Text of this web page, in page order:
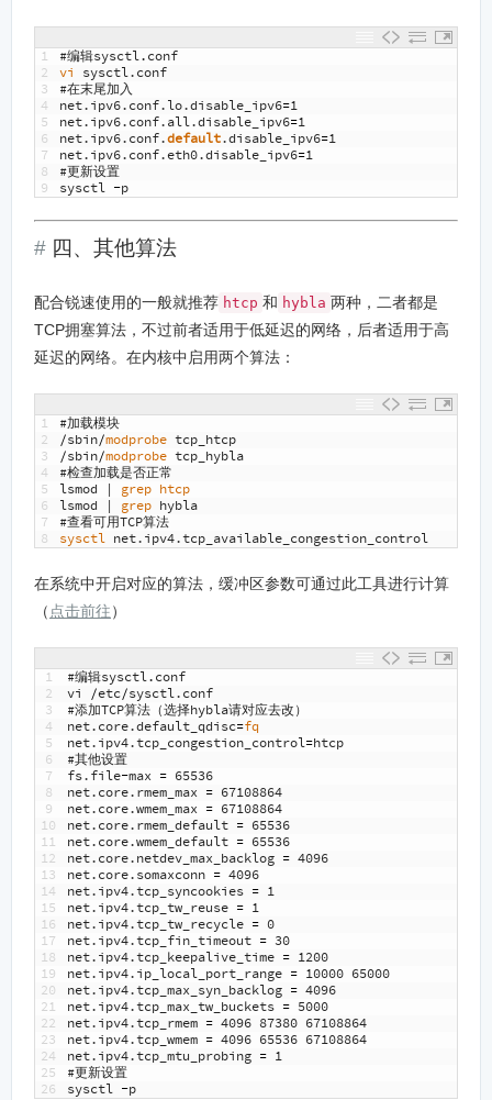
1
2
3
4
5
6
7
8
9
#编辑sysctl.conf
vi sysctl.conf
#在末尾加入
net.ipv6.conf.lo.disable_ipv6=1
net.ipv6.conf.all.disable_ipv6=1
net.ipv6.conf.default.disable_ipv6=1
net.ipv6.conf.eth0.disable_ipv6=1
#更新设置
sysctl -p
四、其他算法
配合锐速使用的一般就推荐 htcp 和 hybla 两种，二者都是
TCP拥塞算法，不过前者适用于低延迟的网络，后者适用于高
延迟的网络。在内核中启用两个算法：
1
2
3
4
5
6
7
8
#加载模块
/sbin/modprobe tcp_htcp
/sbin/modprobe tcp_hybla
#检查加载是否正常
lsmod
| grep htcp
lsmod
| grep hybla
#查看可用TCP算法
sysctl net.ipv4.tcp_available_congestion_control
在系统中开启对应的算法，缓冲区参数可通过此工具进行计算
（ 点击前往）
1
2
3
4
5
6
7
8
9
10
11
12
13
14
15
16
17
18
19
20
21
22
23
24
25
26
#编辑sysctl.conf
vi /etc/sysctl.conf
#添加TCP算法（选择hybla请对应去改）
net.core.default_qdisc=fq
net.ipv4.tcp_congestion_control=htcp
#其他设置
fs.file-max = 65536
net.core.rmem_max = 67108864
net.core.wmem_max = 67108864
net.core.rmem_default = 65536
net.core.wmem_default = 65536
net.core.netdev_max_backlog = 4096
net.core.somaxconn = 4096
net.ipv4.tcp_syncookies = 1
net.ipv4.tcp_tw_reuse = 1
net.ipv4.tcp_tw_recycle = 0
net.ipv4.tcp_fin_timeout = 30
net.ipv4.tcp_keepalive_time = 1200
net.ipv4.ip_local_port_range = 10000 65000
net.ipv4.tcp_max_syn_backlog = 4096
net.ipv4.tcp_max_tw_buckets = 5000
net.ipv4.tcp_rmem = 4096 87380 67108864
net.ipv4.tcp_wmem = 4096 65536 67108864
net.ipv4.tcp_mtu_probing = 1
#更新设置
sysctl -p